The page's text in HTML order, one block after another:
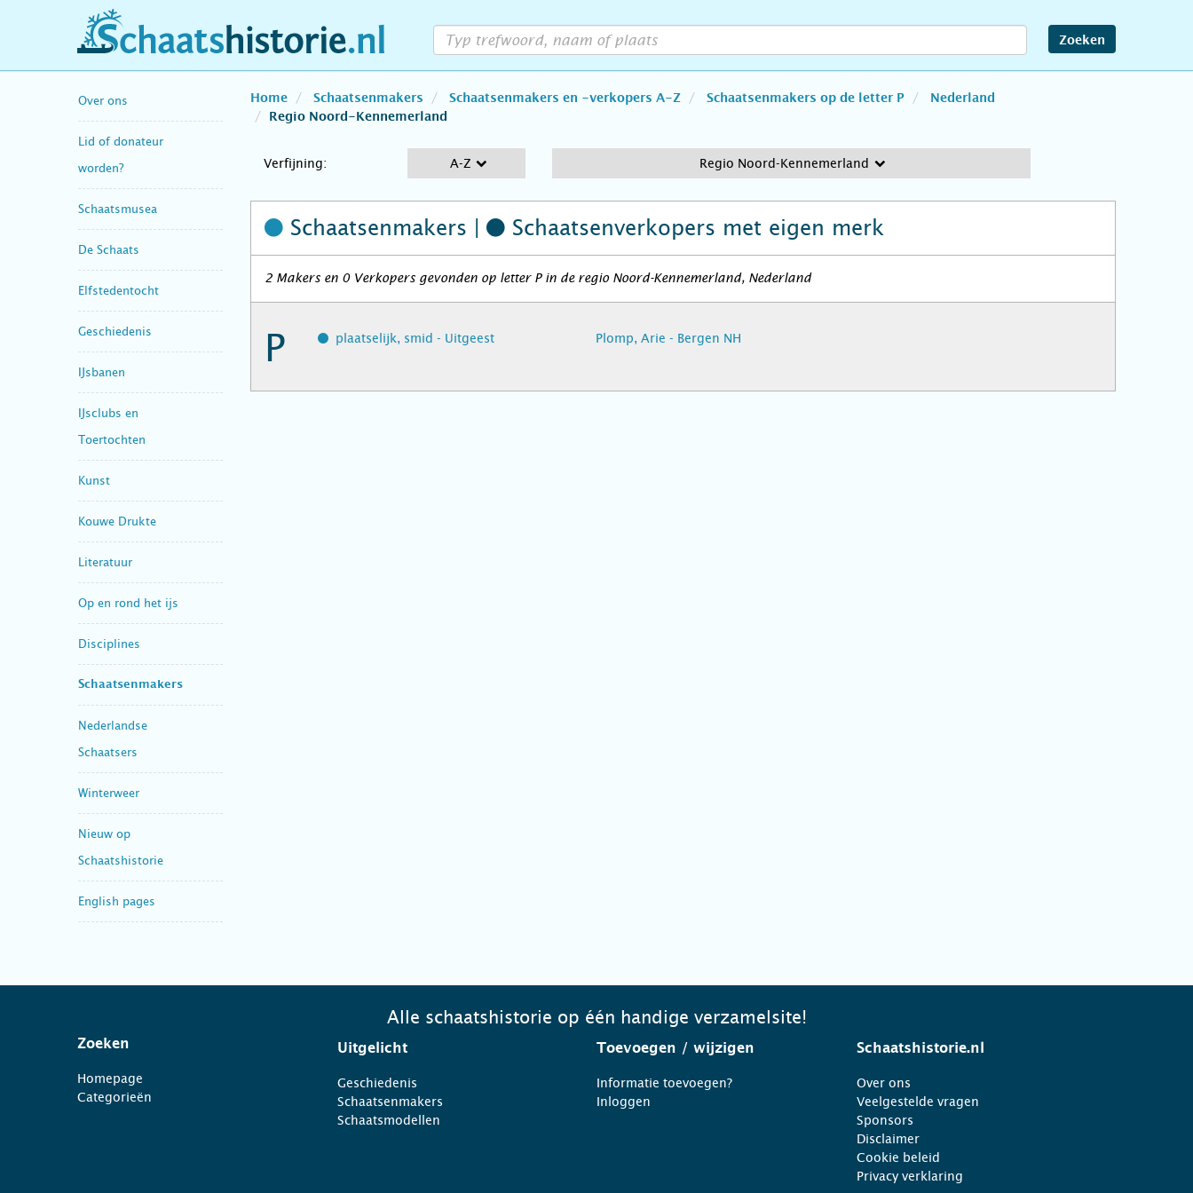
schaatshistorie.nl Zoeken
Over ons
Lid of donateur
worden?
Schaatsmusea
De Schaats
Elfstedentocht
Geschiedenis
IJsbanen
IJsclubs en
Toertochten
Kunst
Kouwe Drukte
Literatuur
Op en rond het ijs
Disciplines
Schaatsenmakers
Nederlandse
Schaatsers
Winterweer
Nieuw op
Schaatshistorie
English pages
Home Schaatsenmakers Schaatsenmakers en -verkopers A-Z Schaatsenmakers op de letter P
Nederland
Regio Noord-Kennemerland
Verfijning: A-Z Regio Noord-Kennemerland
Schaatsenmakers | Schaatsenverkopers met eigen merk
2 Makers en 0 Verkopers gevonden op letter P in de regio Noord-Kennemerland, Nederland
P plaatselijk, smid - Uitgeest Plomp, Arie - Bergen NH
Alle schaatshistorie op één handige verzamelsite!
Zoeken
Homepage
Categorieën
Uitgelicht
Geschiedenis
Schaatsenmakers
Schaatsmodellen
Toevoegen / wijzigen
Informatie toevoegen?
Inloggen
Schaatshistorie.nl
Over ons
Veelgestelde vragen
Sponsors
Disclaimer
Cookie beleid
Privacy verklaring